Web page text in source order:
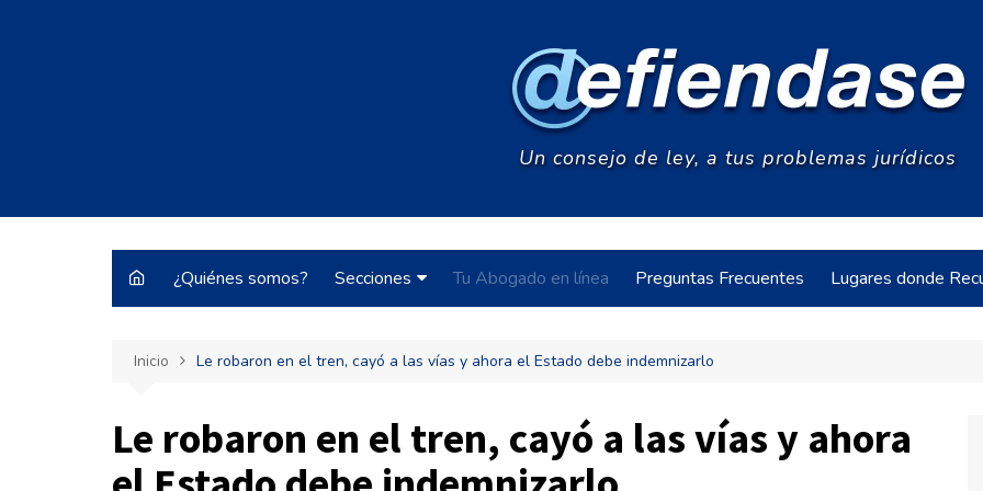
Un consejo de ley, a tus problemas jurídicos
¿Quiénes somos? Secciones
Historias de Burrocracia
ARBA
Pateando Tribunales
Tu Abogado en línea Preguntas Frecuentes Lugares donde
Inicio Le robaron en el tren, cayó a las vías y ahora el Estado debe indemnizarlo
Le robaron en el tren, cayó a las vías y ahora